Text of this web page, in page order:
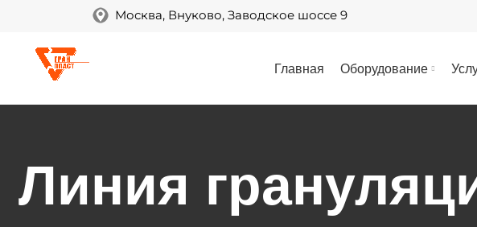
Москва, Внуково, Заводское шоссе 9
Главная Оборудование
Линия